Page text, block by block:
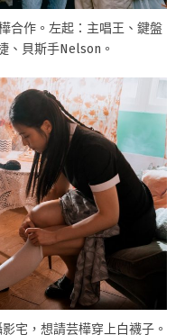
合作。左起：主唱王、鍵盤
、貝斯手Nelson。
宅，想請芸樺穿上白襪子。